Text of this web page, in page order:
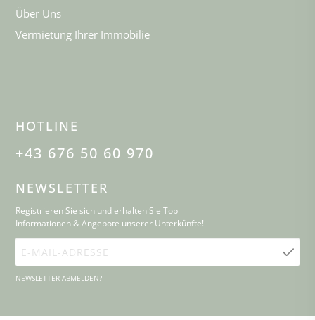
Über Uns
Vermietung Ihrer Immobilie
HOTLINE
+43 676 50 60 970
NEWSLETTER
Registrieren Sie sich und erhalten Sie Top
Informationen & Angebote unserer Unterkünfte!
E-
Mail-
NEWSLETTER ABMELDEN?